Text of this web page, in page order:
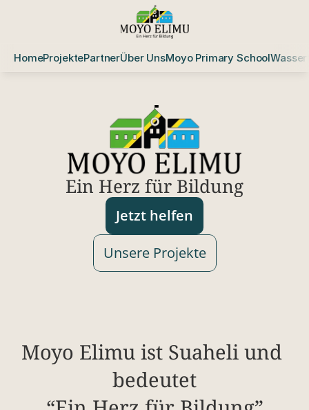
HomeProjektePartnerÜber UnsMoyo Primary School
Ein Herz für Bildung
Jetzt helfen
Unsere Projekte
Moyo Elimu ist Suaheli und
bedeutet